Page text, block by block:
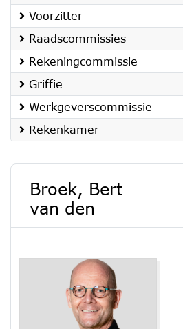
Voorzitter
Raadscommissies
Rekeningcommissie
Griffie
Werkgeverscommissie
Rekenkamer
Broek, Bert
van den